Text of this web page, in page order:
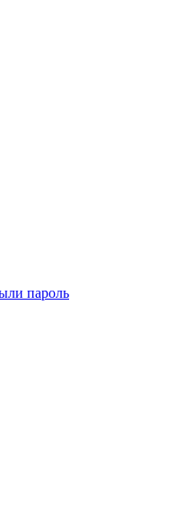
пароль